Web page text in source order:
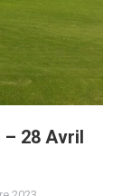
– 28 Avril